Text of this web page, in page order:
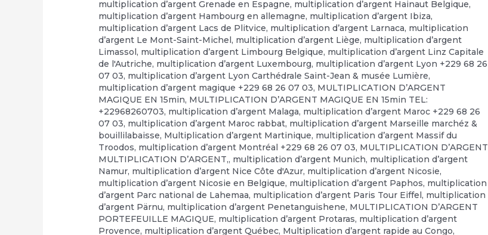
multiplication d’argent Grenade en Espagne, multiplication d’argent Hainaut Belgique,
multiplication d’argent Hambourg en allemagne, multiplication d’argent Ibiza,
multiplication d’argent Lacs de Plitvice, multiplication d’argent Larnaca, multiplication
d’argent Le Mont-Saint-Michel, multiplication d’argent Liège, multiplication d’argent
Limassol, multiplication d’argent Limbourg Belgique, multiplication d’argent Linz Capitale
de l'Autriche, multiplication d’argent Luxembourg, multiplication d’argent Lyon +229 68 26
07 03, multiplication d’argent Lyon Carthédrale Saint-Jean & musée Lumière,
multiplication d’argent magique +229 68 26 07 03, MULTIPLICATION D’ARGENT
MAGIQUE EN 15min, MULTIPLICATION D’ARGENT MAGIQUE EN 15min TEL:
+22968260703, multiplication d’argent Malaga, multiplication d’argent Maroc +229 68 26
07 03, multiplication d’argent Maroc rabbat, multiplication d’argent Marseille marchéz &
bouillilabaisse, Multiplication d’argent Martinique, multiplication d’argent Massif du
Troodos, multiplication d’argent Montréal +229 68 26 07 03, MULTIPLICATION D’ARGENT
MULTIPLICATION D’ARGENT,, multiplication d’argent Munich, multiplication d’argent
Namur, multiplication d’argent Nice Côte d'Azur, multiplication d’argent Nicosie,
multiplication d’argent Nicosie en Belgique, multiplication d’argent Paphos, multiplication
d’argent Parc national de Lahemaa, multiplication d’argent Paris Tour Eiffel, multiplication
d’argent Pärnu, multiplication d’argent Penetanguishene, MULTIPLICATION D’ARGENT
PORTEFEUILLE MAGIQUE, multiplication d’argent Protaras, multiplication d’argent
Provence, multiplication d’argent Québec, Multiplication d’argent rapide au Congo,